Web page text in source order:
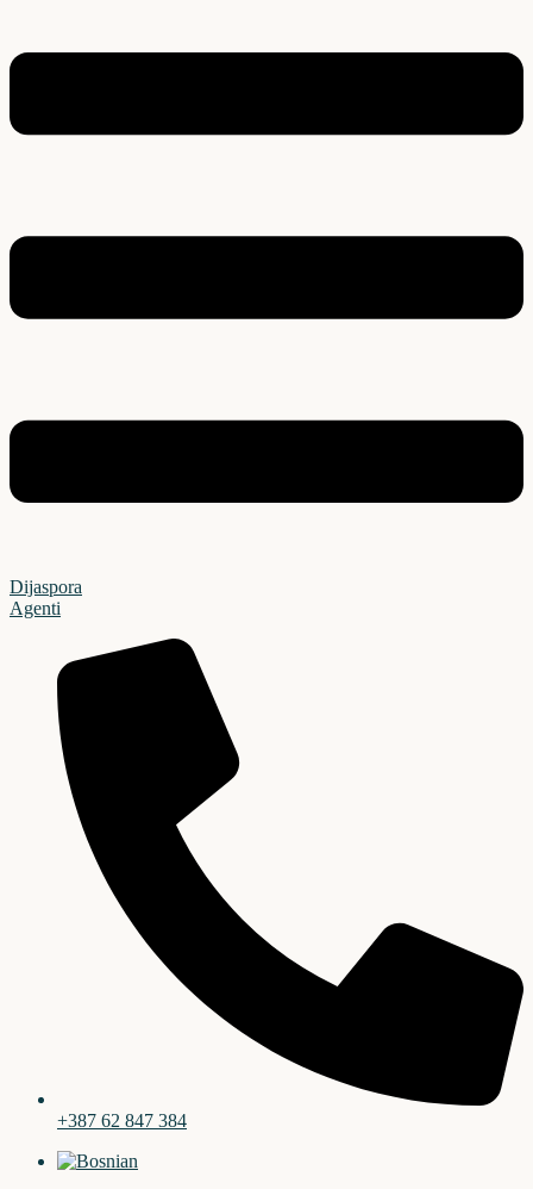
Dijaspora
Agenti
+387 62 847 384